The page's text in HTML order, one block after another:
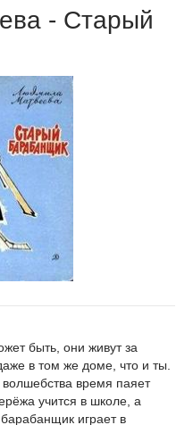
- Старый
быть, они живут за
в том же доме, что и ты.
время паяет
учится в школе, а
играет в